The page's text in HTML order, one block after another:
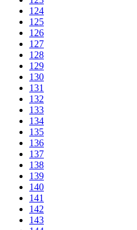
124
125
126
127
128
129
130
131
132
133
134
135
136
137
138
139
140
141
142
143